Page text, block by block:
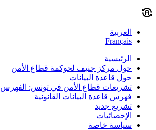
العربية
Français
الرئيسية
حول مركز جنيف لحوكمة قطاع الأمن
حول قاعدة البيانات
تشريعات قطاع الأمن في تونس: الفهرس 1956-2011
فهرس قاعدة البيانات القانونية
تشريع جديد
الإحصائيات
سياسة خاصة